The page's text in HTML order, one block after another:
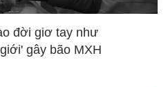
đời giơ tay như
gây bão MXH